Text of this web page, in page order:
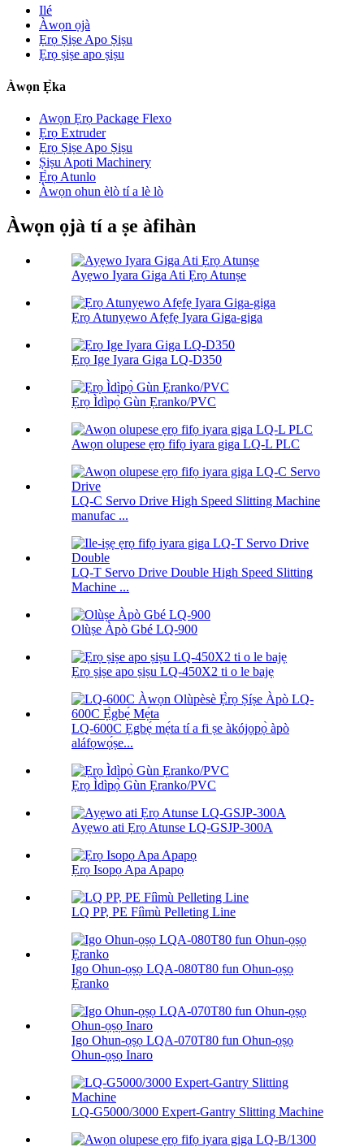
Ilé
Àwọn ọjà
Ẹrọ Ṣiṣe Apo Ṣiṣu
Ẹrọ ṣiṣe apo ṣiṣu
Àwọn Ẹ̀ka
Awọn Ẹrọ Package Flexo
Ẹrọ Extruder
Ẹrọ Ṣiṣe Apo Ṣiṣu
Ṣiṣu Apoti Machinery
Ẹ̀rọ Atunlo
Àwọn ohun èlò tí a lè lò
Àwọn ọjà tí a ṣe àfihàn
Ayẹwo Iyara Giga Ati Ẹrọ Atunṣe
Ẹrọ Atunyẹwo Afẹfẹ Iyara Giga-giga
Ẹrọ Ige Iyara Giga LQ-D350
Ẹrọ Ìdìpọ̀ Gùn Ẹranko/PVC
Awọn olupese ẹrọ fifọ iyara giga LQ-L PLC
LQ-C Servo Drive High Speed ​​Slitting Machine
manufac ...
LQ-T Servo Drive Double High Speed ​​Slitting
Machine ...
Olùṣe Àpò Gbé LQ-900
Ẹrọ ṣiṣe apo ṣiṣu LQ-450X2 ti o le bajẹ
LQ-600C Ẹgbẹ́ mẹ́ta tí a fi ṣe àkójọpọ̀ àpò
aláfọwọ́ṣe...
Ẹrọ Ìdìpọ̀ Gùn Ẹranko/PVC
Ayẹwo ati Ẹrọ Atunse LQ-GSJP-300A
Ẹrọ Isopọ Apa Apapọ
LQ PP, PE Fíìmù Pelleting Line
Igo Ohun-ọṣọ LQA-080T80 fun Ohun-ọṣọ
Ẹranko
Igo Ohun-ọṣọ LQA-070T80 fun Ohun-ọṣọ
Ohun-ọṣọ Inaro
LQ-G5000/3000 Expert-Gantry Slitting Machine